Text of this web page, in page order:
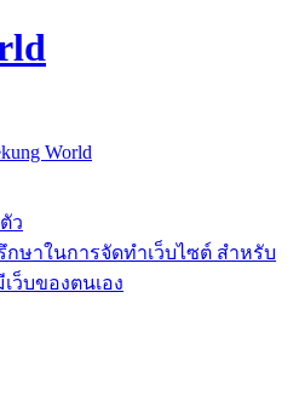
World
ว
ษาในการจัดทำเว็บไซต์ สำหรับ
ว็บของตนเอง